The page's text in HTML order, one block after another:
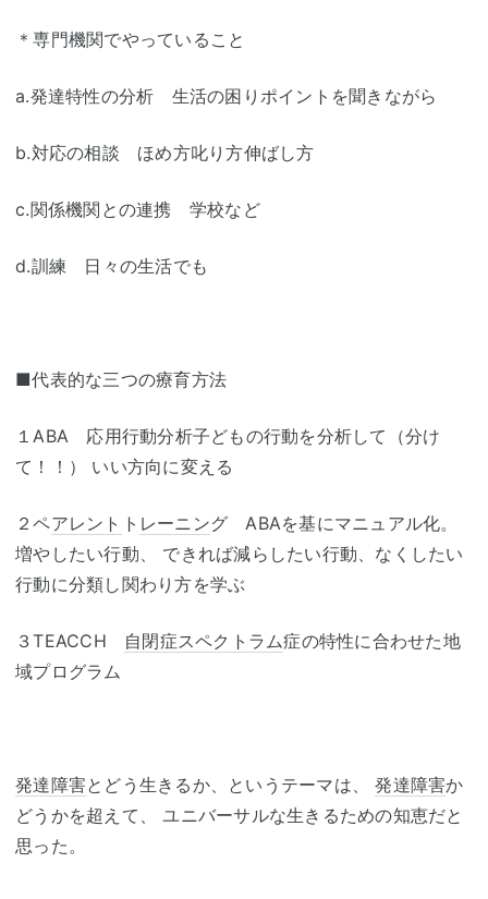
＊専門機関でやっていること
a.発達特性の分析 生活の困りポイントを聞きながら
b.対応の相談 ほめ方叱り方伸ばし方
c.関係機関との連携 学校など
d.訓練 日々の生活でも
■代表的な三つの療育方法
１ABA 応用行動分析子どもの行動を分析して（分け
て！！） いい方向に変える
２ペアレント ト レーニング ABAを基にマニュアル化。
増やしたい行動、 できれば減らしたい行動、なくしたい
行動に分類し関わり方を学ぶ
３TEACCH 自閉症スペクトラム症の特性に合わせた地
域プログラム
発達障害とどう生きるか、というテーマは、発達障害か
どうかを超えて、 ユニバーサルな生きるための知恵だと
思った。